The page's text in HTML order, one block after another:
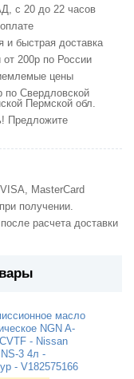
с 20 до 22 часов
быстрая доставка
200р по России
цены
по Свердловской
Пермской обл.
Предложите
MasterCard
получении.
расчета доставки
масло
NGN A-
- Nissan
NS-3 4л -
- V182575166